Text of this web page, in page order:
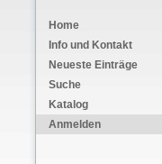
Home
Info und Kontakt
Neueste Einträge
Suche
Katalog
Anmelden